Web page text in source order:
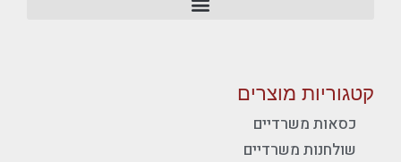
קטגוריות מוצרים
כסאות משרדיים
שולחנות משרדיים